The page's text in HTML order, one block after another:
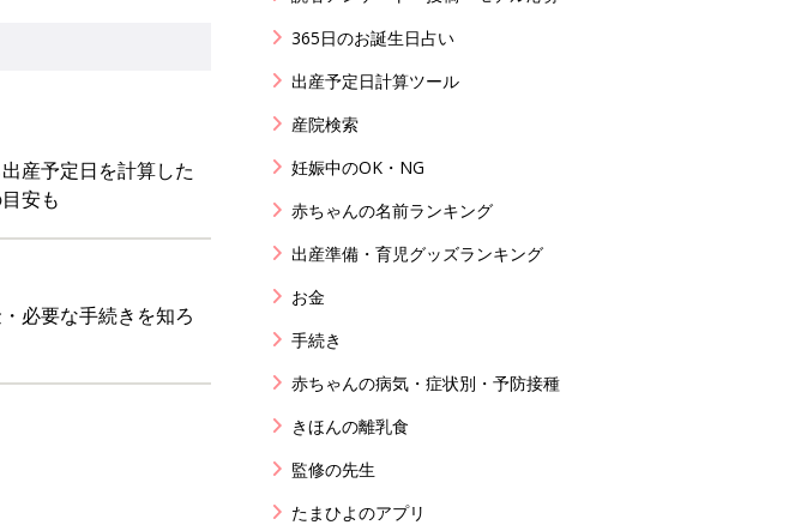
産予定日を計算した
安も
必要な手続きを知ろ
365日のお誕生日占い
出産予定日計算ツール
産院検索
妊娠中のOK・NG
赤ちゃんの名前ランキング
出産準備・育児グッズランキング
お金
手続き
赤ちゃんの病気・症状別・予防接種
きほんの離乳食
監修の先生
たまひよのアプリ